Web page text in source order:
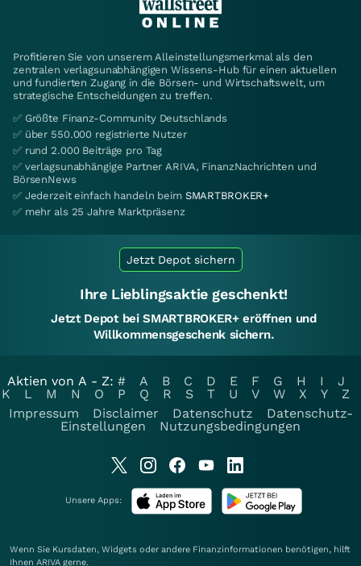
Profitieren Sie von unserem Alleinstellungsmerkmal als den
zentralen verlagsunabhängigen Wissens-Hub für einen aktuellen
und fundierten Zugang in die Börsen- und Wirtschaftswelt, um
strategische Entscheidungen zu treffen.
✅ Größte Finanz-Community Deutschlands
✅ über 550.000 registrierte Nutzer
✅ rund 2.000 Beiträge pro Tag
✅ verlagsunabhängige Partner ARIVA, FinanzNachrichten und
BörsenNews
✅ Jederzeit einfach handeln beim SMARTBROKER+
✅ mehr als 25 Jahre Marktpräsenz
Jetzt Depot sichern
Ihre Lieblingsaktie geschenkt!
Jetzt Depot bei SMARTBROKER+ eröffnen und
Willkommensgeschenk sichern.
Aktien von A - Z: # A B C D E F G H I
J
K
L M N O P Q R S T U V W X Y
Z
Impressum
Disclaimer Datenschutz
Datenschutz-
Einstellungen
Nutzungsbedingungen
Unsere Apps:
Wenn Sie Kursdaten, Widgets oder andere Finanzinformationen benötigen, hilft
Ihnen ARIVA gerne.